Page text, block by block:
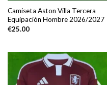
Camiseta Aston Villa Tercera
Equipación Hombre 2026/2027
€25.00